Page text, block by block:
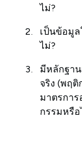
ไม่?
เป็นข้อมู
ไม่?
มีหลักฐา
จริง (พฤ
มาตรการ
กรรมหรือ